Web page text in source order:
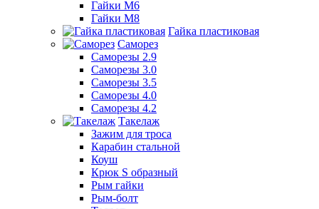
Гайки М6
Гайки М8
Гайка пластиковая
Саморез
Саморезы 2.9
Саморезы 3.0
Саморезы 3.5
Саморезы 4.0
Саморезы 4.2
Такелаж
Зажим для троса
Карабин стальной
Коуш
Крюк S образный
Рым гайки
Рым-болт